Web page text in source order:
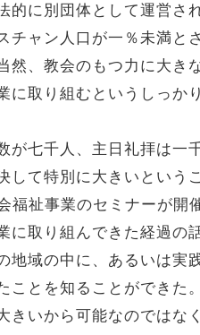
に別団体として運営さ
ャン人口が一％未満と
、教会のもつ力に大き
取り組むというしっか
七千人、主日礼拝は一
て特別に大きいという
祉事業のセミナーが開
取り組んできた経過の
域の中に、あるいは実
とを知ることができた。
いから可能なのではな